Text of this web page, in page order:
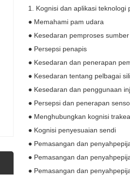
1. Kognisi dan aplikasi teknologi
● Memahami pam udara
● Kesedaran pemproses
● Persepsi penapis
● Kesedaran dan penerapan
● Kesedaran tentang pelbagai
● Kesedaran dan penggunaan
● Persepsi dan penerapan
● Menghubungkan kognisi trakea
● Kognisi penyesuaian sendi
● Pemasangan dan
● Pemasangan dan
● Pemasangan dan